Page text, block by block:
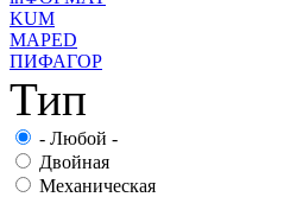
KUM
MAPED
ПИФАГОР
Тип
- Любой -
Двойная
Механическая